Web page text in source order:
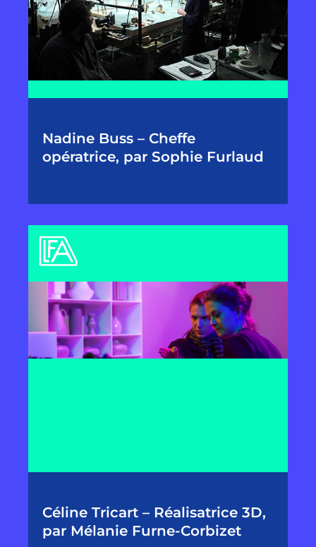
Nadine Buss – Cheffe
opératrice, par Sophie Furlaud
Céline Tricart – Réalisatrice 3D,
par Mélanie Furne-Corbizet